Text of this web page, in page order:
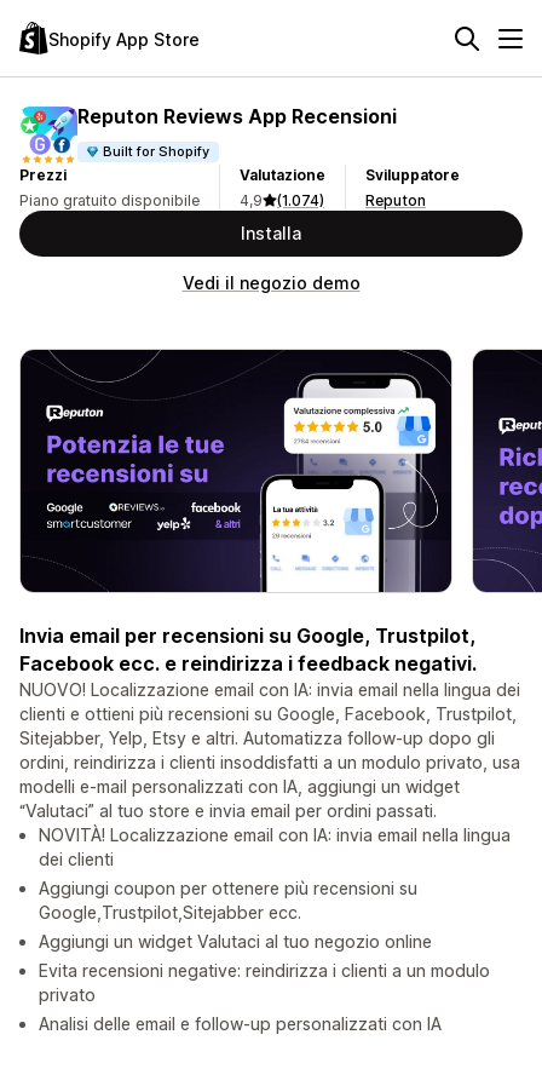
Shopify App Store
Reputon Reviews App Recensioni
Built for Shopify
Prezzi
Piano gratuito disponibile
Valutazione
4,9
(1.074)
Sviluppatore
Reputon
Installa
Vedi il negozio demo
Invia email per recensioni su Google, Trustpilot,
Facebook ecc. e reindirizza i feedback negativi.
NUOVO! Localizzazione email con IA: invia email nella lingua dei
clienti e ottieni più recensioni su Google, Facebook, Trustpilot,
Sitejabber, Yelp, Etsy e altri. Automatizza follow-up dopo gli
ordini, reindirizza i clienti insoddisfatti a un modulo privato, usa
modelli e-mail personalizzati con IA, aggiungi un widget
“Valutaci” al tuo store e invia email per ordini passati.
NOVITÀ! Localizzazione email con IA: invia email nella lingua
dei clienti
Aggiungi coupon per ottenere più recensioni su
Google,Trustpilot,Sitejabber ecc.
Aggiungi un widget Valutaci al tuo negozio online
Evita recensioni negative: reindirizza i clienti a un modulo
privato
Analisi delle email e follow-up personalizzati con IA